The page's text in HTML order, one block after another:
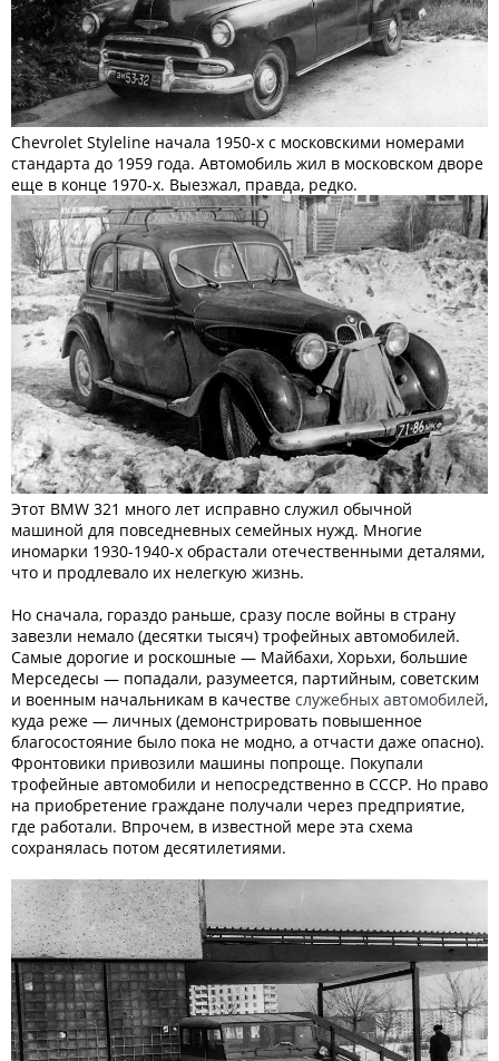
Chevrolet Styleline начала 1950-х c московскими номерами
стандарта до 1959 года. Автомобиль жил в московском дворе
еще в конце 1970-х. Выезжал, правда, редко.
Этот BMW 321 много лет исправно служил обычной
машиной для повседневных семейных нужд. Многие
иномарки 1930-1940-х обрастали отечественными деталями,
что и продлевало их нелегкую жизнь.
Но сначала, гораздо раньше, сразу после войны в страну
завезли немало (десятки тысяч) трофейных автомобилей.
Самые дорогие и роскошные — Майбахи, Хорьхи, большие
Мерседесы — попадали, разумеется, партийным, советским
и военным начальникам в качестве служебных автомобилей,
куда реже — личных (демонстрировать повышенное
благосостояние было пока не модно, а отчасти даже опасно).
Фронтовики привозили машины попроще. Покупали
трофейные автомобили и непосредственно в СССР. Но право
на приобретение граждане получали через предприятие,
где работали. Впрочем, в известной мере эта схема
сохранялась потом десятилетиями.